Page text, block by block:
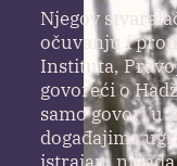
Njegov
očuvanju i
Instituta,
govoreći o
samo govori u
događajima